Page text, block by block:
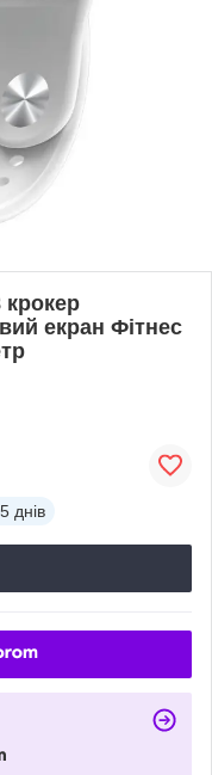
екран Фітнес
днів